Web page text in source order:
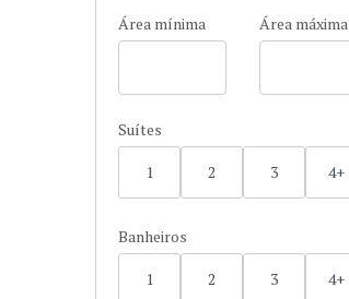
Área mínima Área máxima
Suítes
1 2 3 4+
Banheiros
1 2 3 4+